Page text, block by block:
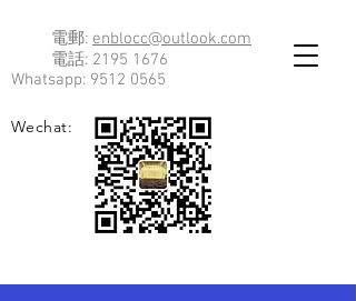
電郵: enblocc@outlook.com
電話: 2195 1676
Whatsapp: 9512 0565
Wechat: